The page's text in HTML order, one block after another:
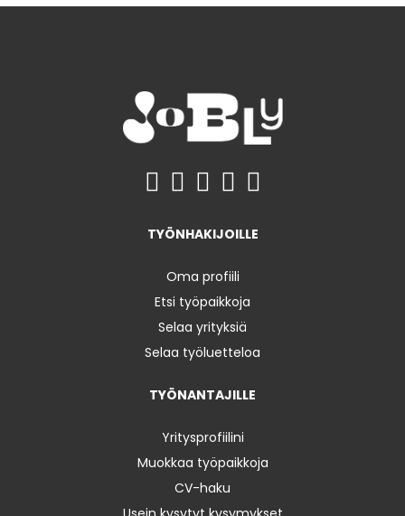
TYÖNHAKIJOILLE
Oma profiili
Etsi työpaikkoja
Selaa yrityksiä
Selaa työluetteloa
TYÖNANTAJILLE
Yritysprofiilini
Muokkaa työpaikkoja
CV-haku